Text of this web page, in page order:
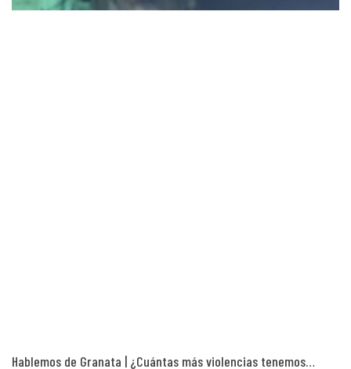
Hablemos de Granata | ¿Cuántas más violencias tenemos…